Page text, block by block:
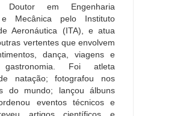
em Engenharia
e Mecânica pelo Instituto
Aeronáutica (ITA), e atua
vertentes que envolvem
dança, viagens e
Foi atleta
natação; fotografou nos
do mundo; lançou álbuns
eventos técnicos e